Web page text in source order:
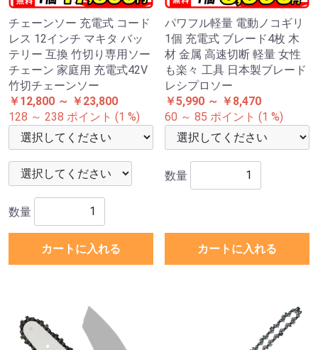
チェーンソー 充電式 コード
レス 12インチ マキタ バッ
テリー 互換 竹切り専用ソー
チェーン 家庭用 充電式42V
竹切チェーンソー
￥12,800 ～ ￥23,800
128 ～ 238 ポイント (1 %)
数量
カートに入れる
パワフル軽量 電動ノコギリ
1個 充電式 ブレード4枚 木
材 金属 高速切断 軽量 女性
も楽々 工具 日本製ブレード
レシプロソー
￥5,990 ～ ￥8,470
60 ～ 85 ポイント (1 %)
数量
カートに入れる